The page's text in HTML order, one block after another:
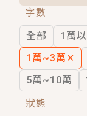
穿
字數
全部
1萬
1萬~3萬 ✕
5萬~10萬
狀態